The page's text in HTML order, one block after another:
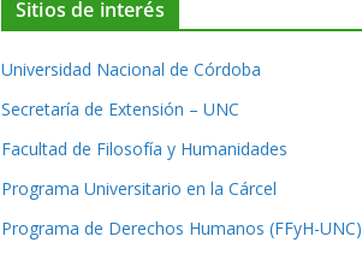
Sitios de interés
Universidad Nacional de Córdoba
Secretaría de Extensión – UNC
Facultad de Filosofía y Humanidades
Programa Universitario en la Cárcel
Programa de Derechos Humanos (FFyH-UNC)